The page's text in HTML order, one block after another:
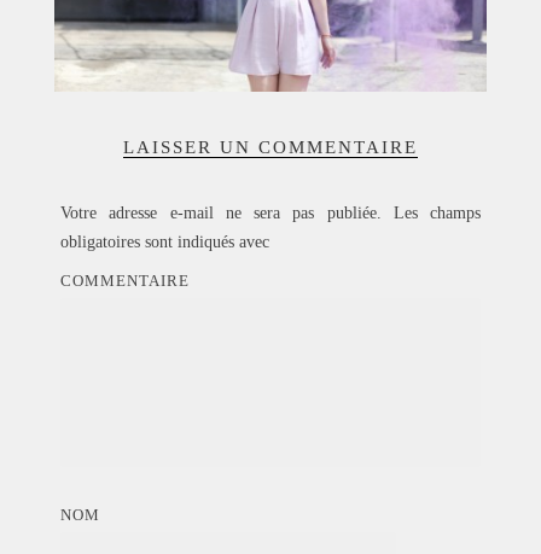
LAISSER UN COMMENTAIRE
Votre adresse e-mail ne sera pas publiée.
Les champs
obligatoires sont indiqués avec
COMMENTAIRE
NOM